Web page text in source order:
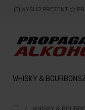
WYŚLIJ PREZENT
WHISKY & BOURBON
/ WHISKY &